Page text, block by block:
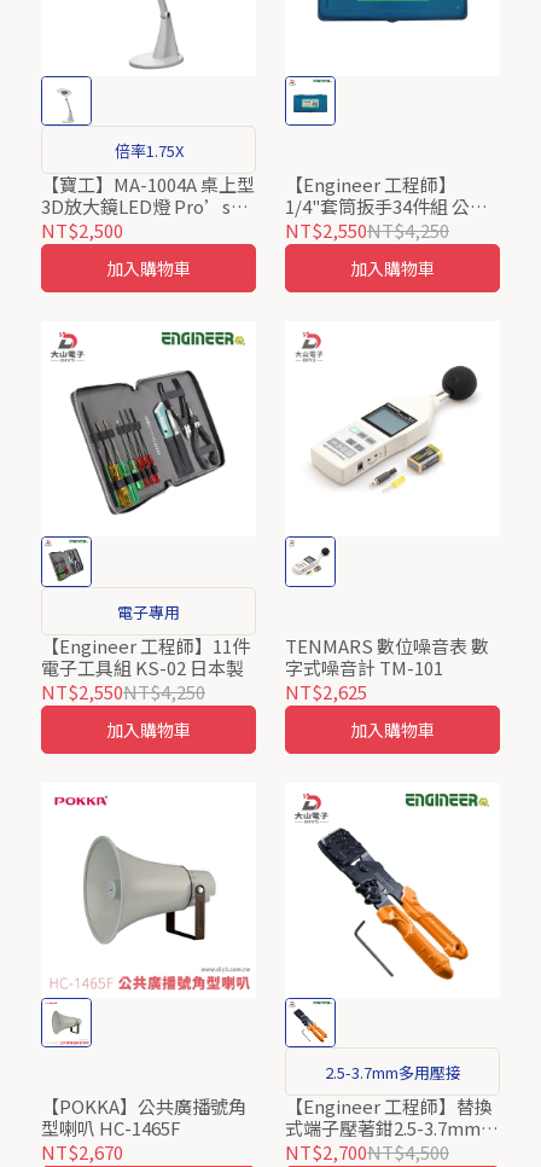
倍率1.75X
【寶工】MA-1004A 桌上型
3D放大鏡LED燈 Pro’sKit
ProsKit
NT$2,500
加入購物車
【Engineer 工程師】
1/4"套筒扳手34件組 公制
TWS-04 日本製
NT$2,550NT$4,250
加入購物車
電子專用
【Engineer 工程師】11件
電子工具組 KS-02 日本製
NT$2,550NT$4,250
加入購物車
TENMARS 數位噪音表 數
字式噪音計 TM-101
NT$2,625
加入購物車
【POKKA】公共廣播號角
型喇叭 HC-1465F
NT$2,670
2.5-3.7mm多用壓接
【Engineer 工程師】替換
式端子壓著鉗2.5-3.7mm
PAD-13 日本製
NT$2,700NT$4,500